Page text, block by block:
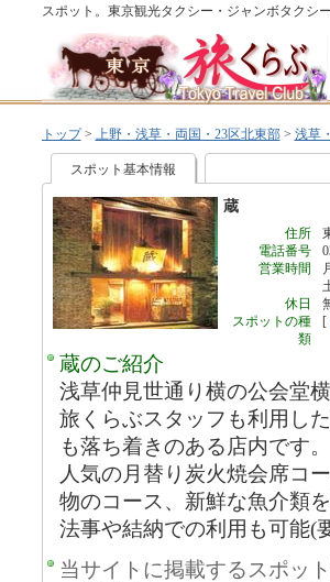
スポット。東京観光タクシー・ジャンボタクシ
トップ> 上野・浅草・両国・23区北東部> 浅草
スポット基本情報
蔵
住所
電話番号
営業時間
休日
スポットの種
類
[
蔵のご紹介
浅草仲見世通り横の公会堂
旅くらぶスタッフも利用し
も落ち着きのある店内です。
人気の月替り炭火焼会席コ
物のコース、新鮮な魚介類
法事や結納での利用も可能(
当サイトに掲載するスポッ